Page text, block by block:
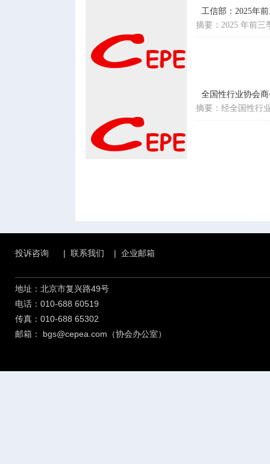
工信部：2025年
摘要：2025 年前
全国性行业协会
摘要：经全国性行
地址：北京市复兴路49号
电话：010-688 60519
传真：010-688 65302
邮箱：
bgs@cepea.com（协会办公室）
投诉咨询 | 联系我们 | 企业邮箱